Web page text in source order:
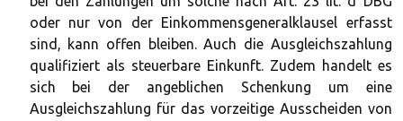
oder nur von der Einkommensgeneralklausel erfasst
sind, kann offen bleiben. Auch die Ausgleichszahlung
qualifiziert als steuerbare Einkunft. Zudem handelt es
sich bei der angeblichen Schenkung um eine
Ausgleichszahlung für das vorzeitige Ausscheiden von